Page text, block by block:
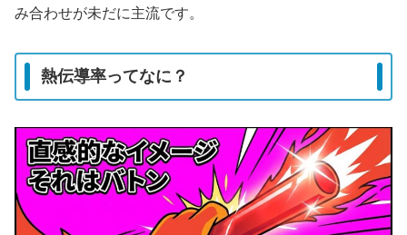
み合わせが未だに主流です。
熱伝導率ってなに？